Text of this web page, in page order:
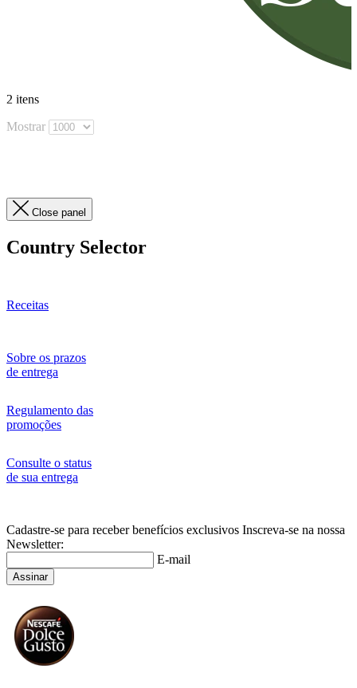
2 itens
Mostrar
Close panel
Country Selector
Receitas
Sobre os prazos
de entrega
Regulamento das
promoções
Consulte o status
de sua entrega
Cadastre-se para receber benefícios exclusivos Inscreva-se na nossa
Newsletter:
E-mail
Assinar